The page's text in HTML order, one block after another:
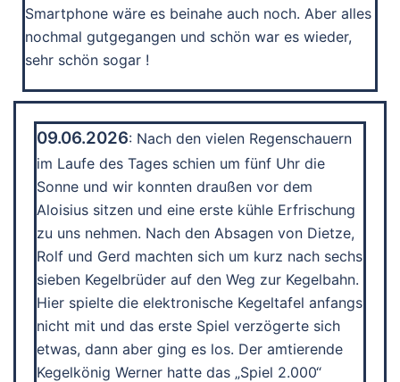
Smartphone wäre es beinahe auch noch. Aber alles
nochmal gutgegangen und schön war es wieder,
sehr schön sogar !
09.06.2026: Nach den vielen Regenschauern
im Laufe des Tages schien um fünf Uhr die
Sonne und wir konnten draußen vor dem
Aloisius sitzen und eine erste kühle Erfrischung
zu uns nehmen. Nach den Absagen von Dietze,
Rolf und Gerd machten sich um kurz nach sechs
sieben Kegelbrüder auf den Weg zur Kegelbahn.
Hier spielte die elektronische Kegeltafel anfangs
nicht mit und das erste Spiel verzögerte sich
etwas, dann aber ging es los. Der amtierende
Kegelkönig Werner hatte das „Spiel 2.000“